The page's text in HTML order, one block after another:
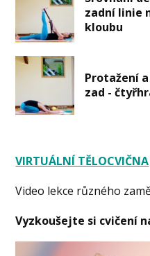
zadní linie
kloubu
Protažení
zad -
VIRTUÁLNÍ TĚLOCVIČNA
Video lekce různého
Vyzkoušejte si cvičení